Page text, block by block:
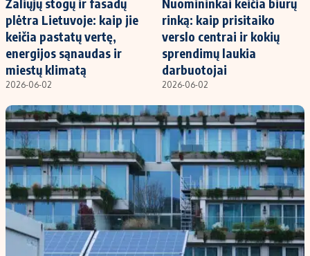
Apie mus
Redakcijos politika
Privatumo politika
Turinio žymėjimo taisyklės
Kontaktai
Regionų naujienos
Indėlių palūkanos
plėtra Lietuvoje: kaip jie
keičia pastatų vertę,
energijos sąnaudas ir
miestų klimatą
2026-06-02
rinką: kaip prisitaiko
verslo centrai ir kokių
sprendimų laukia
darbuotojai
2026-06-02